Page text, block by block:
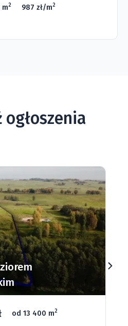
m2 987 zł/m2
ogłoszenia
nad Jeziorem
od 1075 m 2 66 grunt